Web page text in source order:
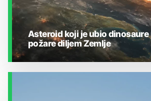
Asteroid koji je ubio dinosaure
požare diljem Zemlje